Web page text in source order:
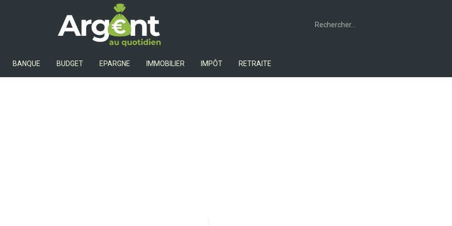
Argent Au Quotidien
Rechercher :
BANQUE BUDGET EPARGNE IMMOBILIER IMPÔT RETRAITE